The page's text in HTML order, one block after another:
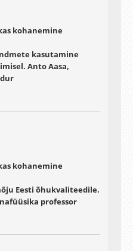
kohanemine
kasutamine
Anto Aasa,
kohanemine
Eesti õhukvaliteedile.
professor